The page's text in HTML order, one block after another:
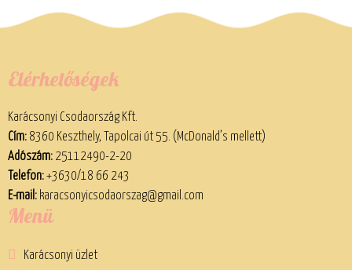
Elérhetőségek
Karácsonyi Csodaország Kft.
Cím:8360 Keszthely, Tapolcai út 55. (McDonald’s mellett)
Adószám:25112490-2-20
Telefon:+3630/18 66 243
E-mail: karacsonyicsodaorszag@gmail.com
Menü
Karácsonyi üzlet